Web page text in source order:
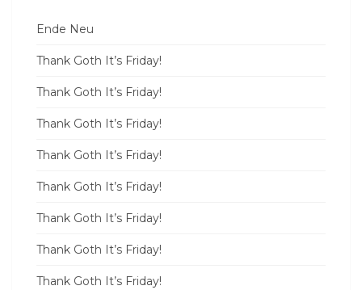
Ende Neu
Thank Goth It’s Friday!
Thank Goth It’s Friday!
Thank Goth It’s Friday!
Thank Goth It’s Friday!
Thank Goth It’s Friday!
Thank Goth It’s Friday!
Thank Goth It’s Friday!
Thank Goth It’s Friday!